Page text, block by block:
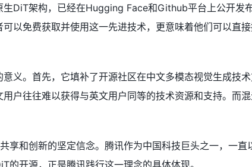
DiT架构，已经在Hugging Face和Github平台上公开发
以免费获取并使用这一先进技术，更意味着他们可以直
义。首先，它填补了开源社区在中文多模态视觉生成技
户往往难以获得与英文用户同等的技术资源和支持。而
享和创新的坚定信念。腾讯作为中国科技巨头之一，一
开源，正是腾讯践行这一理念的具体体现。